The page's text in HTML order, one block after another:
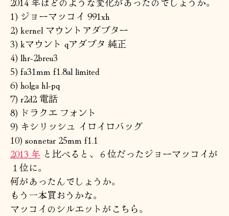
1) ジョーマッコイ 991xh
2) kernel マウントアダプター
3) kマウント qアダプタ 純正
4) lhr-2breu3
5) fa31mm f1.8al limited
6) holga hl-pq
7) r2d2 電話
8) ドラクエ フォント
9) キシリッシュ イロイロバッグ
10) sonnetar 25mm f1.1
2013 年 と比べると、６位だったジョーマッコイが
１位に。
何があったんでしょうか。
もう一本買おうかな。
マッコイのシルエットがこちら。